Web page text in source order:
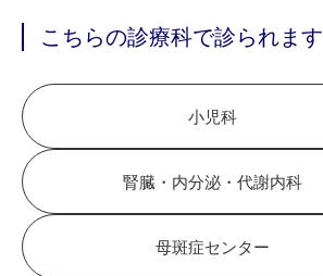
こちらの診療科で診られます
小児科
腎臓・内分泌・代謝内科
母斑症センター